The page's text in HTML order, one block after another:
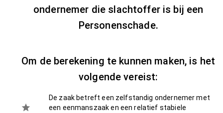
ondernemer die slachtoffer is bij een
Personenschade.
Om de berekening te kunnen maken, is het
volgende vereist:
De zaak betreft een zelfstandig ondernemer met
een eenmanszaak en een relatief stabiele